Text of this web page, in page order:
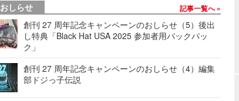
おしらせ 記事一覧へ
創刊 27 周年記念キャンペーンのおしらせ（5）後出
し特典「Black Hat USA 2025 参加者用バックパッ
ク」
創刊 27 周年記念キャンペーンのおしらせ（4）編集
部ドジっ子伝説